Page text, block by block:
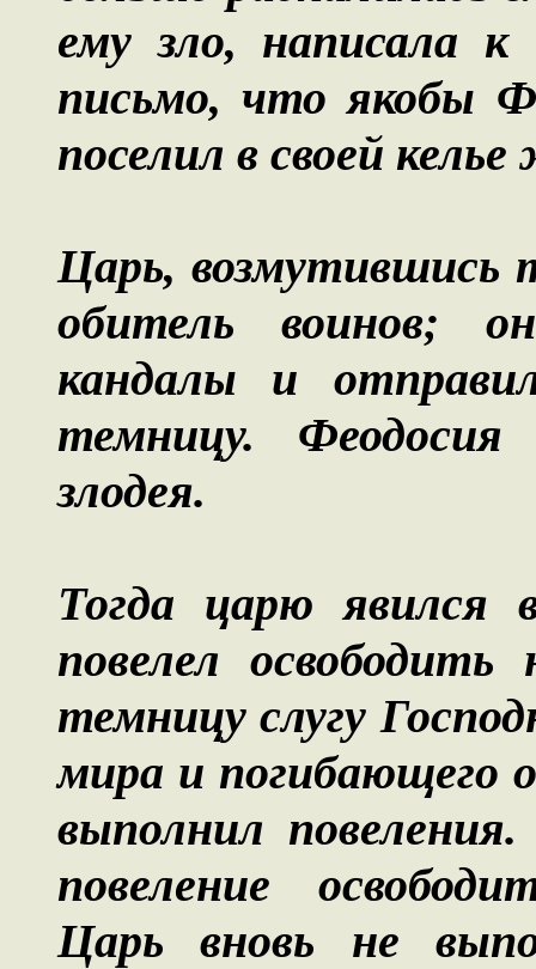
ему зло, написала
письмо, что якобы
поселил в своей
Царь, возмутившись
обитель воинов;
кандалы и
темницу.
злодея.
Тогда царю явился
повелел освободить
темницу слугу
мира и погибающего
выполнил
повеление
Царь вновь не